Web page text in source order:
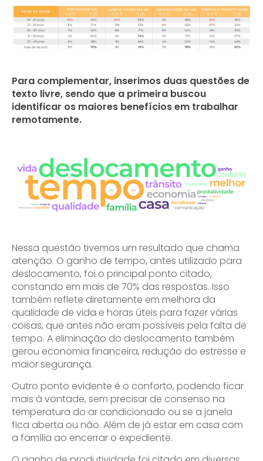
Para complementar, inserimos duas questões de
texto livre, sendo que a primeira buscou
identificar os maiores benefícios em trabalhar
remotamente.
Nessa questão tivemos um resultado que chama
atenção. O ganho de tempo, antes utilizado para
deslocamento, foi o principal ponto citado,
constando em mais de 70% das respostas. Isso
também reflete diretamente em melhora da
qualidade de vida e horas úteis para fazer várias
coisas, que antes não eram possíveis pela falta de
tempo. A eliminação do deslocamento também
gerou economia financeira, redução do estresse e
maior segurança.
Outro ponto evidente é o conforto, podendo ficar
mais à vontade, sem precisar de consenso na
temperatura do ar condicionado ou se a janela
fica aberta ou não. Além de já estar em casa com
a família ao encerrar o expediente.